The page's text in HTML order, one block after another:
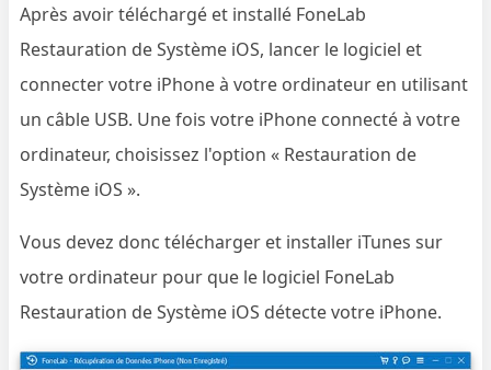
Après avoir téléchargé et installé FoneLab
Restauration de Système iOS, lancer le logiciel et
connecter votre iPhone à votre ordinateur en utilisant
un câble USB. Une fois votre iPhone connecté à votre
ordinateur, choisissez l'option « Restauration de
Système iOS ».
Vous devez donc télécharger et installer iTunes sur
votre ordinateur pour que le logiciel FoneLab
Restauration de Système iOS détecte votre iPhone.